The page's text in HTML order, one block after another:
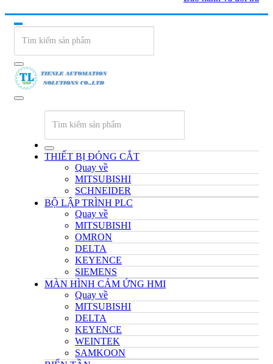
THIẾT BỊ ĐÓNG CẮT
Quay về
MITSUBISHI
SCHNEIDER
BỘ LẬP TRÌNH PLC
Quay về
MITSUBISHI
OMRON
DELTA
KEYENCE
SIEMENS
MÀN HÌNH CẢM ỨNG HMI
Quay về
MITSUBISHI
DELTA
KEYENCE
WEINTEK
SAMKOON